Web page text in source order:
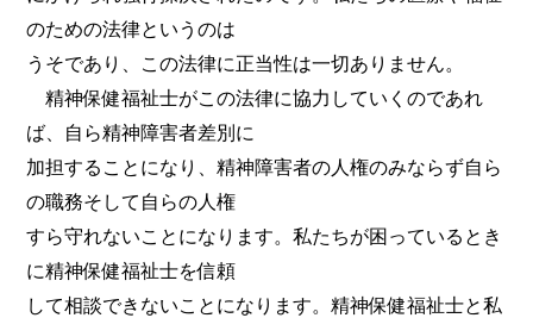
のための法律というのは
うそであり、この法律に正当性は一切ありません。
精神保健福祉士がこの法律に協力していくのであれ
ば、自ら精神障害者差別に
加担することになり、精神障害者の人権のみならず自ら
の職務そして自らの人権
すら守れないことになります。私たちが困っているとき
に精神保健福祉士を信頼
して相談できないことになります。精神保健福祉士と私